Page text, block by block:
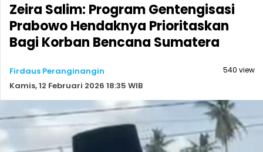
Zeira Salim: Program Gentengisasi
Prabowo Hendaknya Prioritaskan
Bagi Korban Bencana Sumatera
Firdaus Peranginangin
Kamis, 12 Februari 2026 18:35 WIB
540 view